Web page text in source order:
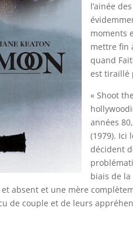
l’ainée
moments
mettre fin
quand
est tiraillé
« Shoot
années
(1979). Ici
décident
biais de
absent et une mère
de couple et de leurs